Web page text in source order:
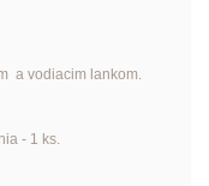
a vodiacim lankom.
- 1 ks.